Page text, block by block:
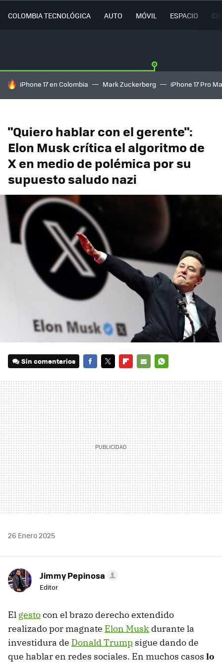
COLOMBIA TECNOLÓGICA AUTO MÓVIL ESPACIO
HOY SE HABLA DE
iPhone 17 en Colombia Mark Zuckerberg iPhone 17 Pro
"Quiero hablar con el gerente":
Elon Musk crítica el algoritmo de
X en medio de polémica por su
supuesto saludo nazi
Sin comentarios
MAIL
26 Enero 2025
Jimmy Pepinosa
Editor
El gestocon el brazo derecho extendido
realizado por magnate Elon Musk durante la
investidura de Donald Trump sigue dando de
que hablar en redes sociales. En muchos casos lo